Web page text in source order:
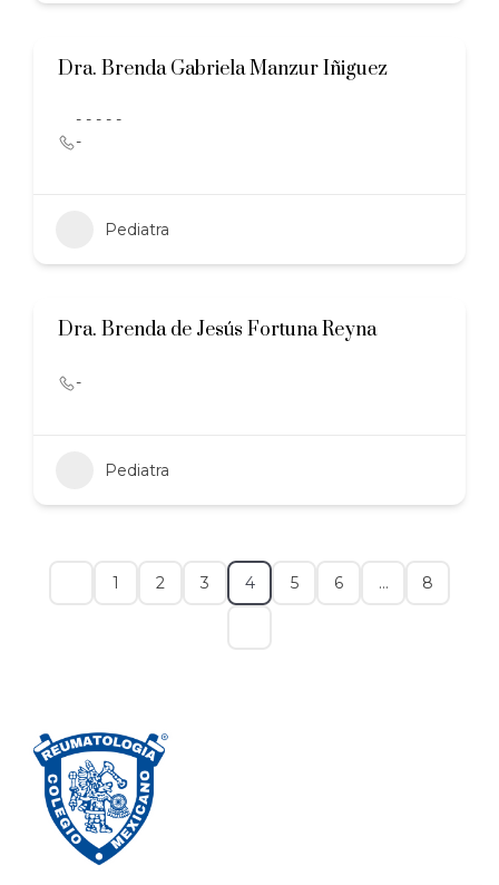
Dra. Brenda Gabriela Manzur Iñiguez
- - - - -
-
Pediatra
Dra. Brenda de Jesús Fortuna Reyna
-
Pediatra
1 2 3 4 5 6 … 8